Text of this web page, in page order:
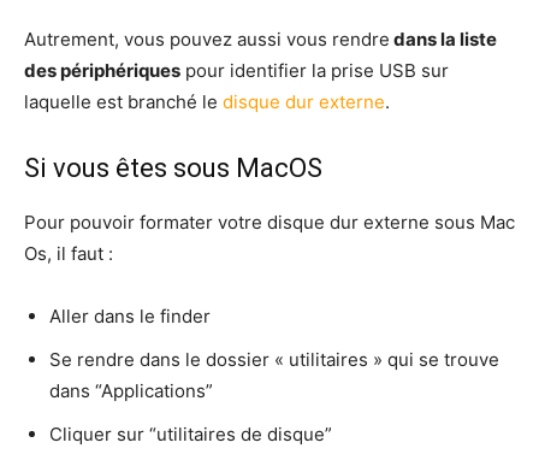
Autrement, vous pouvez aussi vous rendre dans la liste
des périphériques pour identifier la prise USB sur
laquelle est branché le disque dur externe.
Si vous êtes sous MacOS
Pour pouvoir formater votre disque dur externe sous Mac
Os, il faut :
Aller dans le finder
Se rendre dans le dossier « utilitaires » qui se trouve
dans “Applications”
Cliquer sur “utilitaires de disque”